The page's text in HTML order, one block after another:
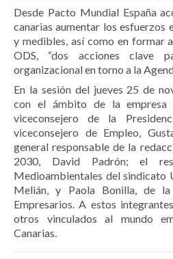
Desde Pacto Mundial España
canarias aumentar los
y medibles, así como en formar
ODS, “dos acciones clave
organizacional en torno a la
En la sesión del jueves 25 de
con el ámbito de la empresa
viceconsejero de la
viceconsejero de Empleo,
general responsable de la
2030, David Padrón; el
Medioambientales del sindicato
Melián, y Paola Bonilla, de la
Empresarios. A estos
otros vinculados al mundo
Canarias.